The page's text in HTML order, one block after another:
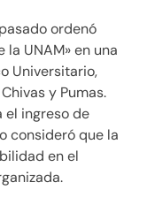
ordenó
UNAM» en una
Universitario,
y Pumas.
el ingreso de
consideró que la
en el